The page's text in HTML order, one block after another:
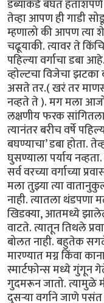
डब्याकडे बघत
तेव्हा आपण ही गाडी
म्हणालो की आपण त्या
चढूयाकी. त्यावर ते
पहिल्या वर्गाचा डबा
व्होल्टचा विजेचा झटका
असते तर.( खरं तर
नव्हते ते ). मग मला
लक्षणीय फरक
त्यानंतर बरीच वर्षे
बघण्याचा’ डबा होता.
घुसण्याला पर्याय
सर्व वरच्या वर्गाच्या
मला तुझ्या त्या
नाही. त्यातला थंडपणा
खिडक्या, आतमध्ये
वाटते. त्यातून तिथले
बोलत नाही. बहुतेक
मारण्यात मग्न किंवा
स्मार्टफोन्स मध्ये गुंगून
गुदमरून जातो. त्यामुळे
दुसऱ्या वर्गाने जाणे